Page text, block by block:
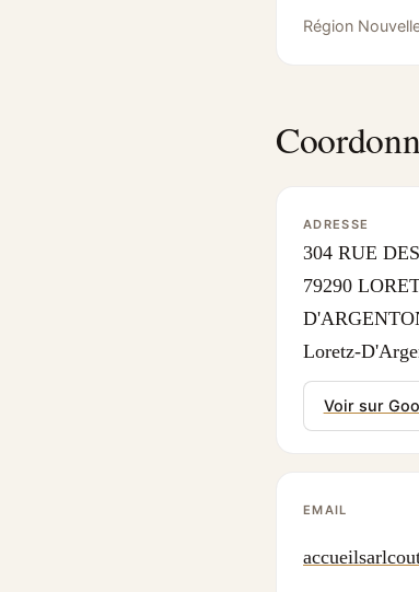
Région
ADRESSE
304 RUE
79290
Loretz-
Voir sur
EMAIL